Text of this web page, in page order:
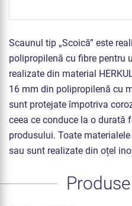
Scaunul tip „Scoică” este
polipropilenă cu fibre pentru
realizate din material
16 mm din polipropilenă cu
sunt protejate împotriva
ceea ce conduce la o durată
produsului. Toate
sau sunt realizate din oțel
Produse